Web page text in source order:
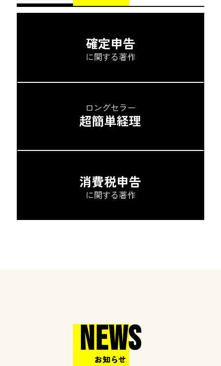
確定申告
に関する著作
ロングセラー
超簡単経理
消費税申告
に関する著作
NEWS
お知らせ